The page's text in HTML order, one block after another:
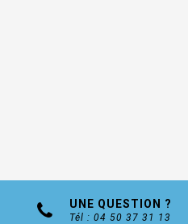
UNE QUESTION ?
Tél : 04 50 37 31 13